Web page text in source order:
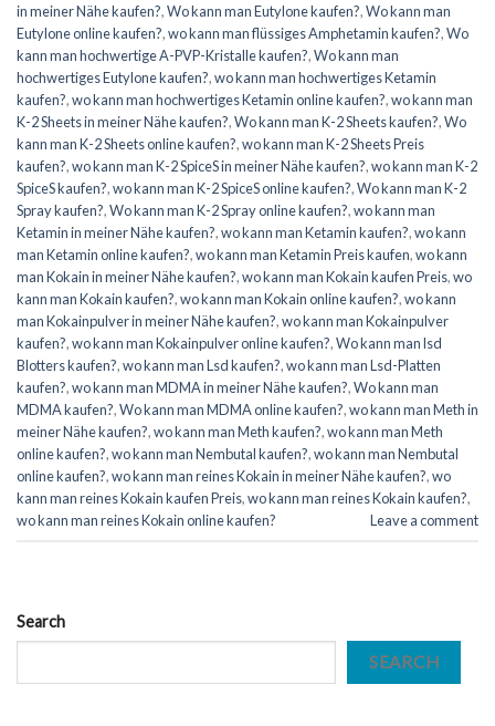
in meiner Nähe kaufen?,Wo kann man Eutylone kaufen?,Wo kann man
Eutylone online kaufen?,wo kann man flüssiges Amphetamin kaufen?,Wo
kann man hochwertige A-PVP-Kristalle kaufen?,Wo kann man
hochwertiges Eutylone kaufen?,wo kann man hochwertiges Ketamin
kaufen?,wo kann man hochwertiges Ketamin online kaufen?,wo kann man
K-2 Sheets in meiner Nähe kaufen?,Wo kann man K-2 Sheets kaufen?,Wo
kann man K-2 Sheets online kaufen?,wo kann man K-2 Sheets Preis
kaufen?,wo kann man K-2 SpiceS in meiner Nähe kaufen?,wo kann man K-2
SpiceS kaufen?,wo kann man K-2 SpiceS online kaufen?,Wo kann man K-2
Spray kaufen?,Wo kann man K-2 Spray online kaufen?,wo kann man
Ketamin in meiner Nähe kaufen?,wo kann man Ketamin kaufen?,wo kann
man Ketamin online kaufen?,wo kann man Ketamin Preis kaufen,wo kann
man Kokain in meiner Nähe kaufen?,wo kann man Kokain kaufen Preis,wo
kann man Kokain kaufen?,wo kann man Kokain online kaufen?,wo kann
man Kokainpulver in meiner Nähe kaufen?,wo kann man Kokainpulver
kaufen?,wo kann man Kokainpulver online kaufen?,Wo kann man lsd
Blotters kaufen?,wo kann man Lsd kaufen?,wo kann man Lsd-Platten
kaufen?,wo kann man MDMA in meiner Nähe kaufen?,Wo kann man
MDMA kaufen?,Wo kann man MDMA online kaufen?,wo kann man Meth in
meiner Nähe kaufen?,wo kann man Meth kaufen?,wo kann man Meth
online kaufen?,wo kann man Nembutal kaufen?,wo kann man Nembutal
online kaufen?,wo kann man reines Kokain in meiner Nähe kaufen?,wo
kann man reines Kokain kaufen Preis,wo kann man reines Kokain kaufen?,
wo kann man reines Kokain online kaufen?
Leave a comment
Search
SEARCH